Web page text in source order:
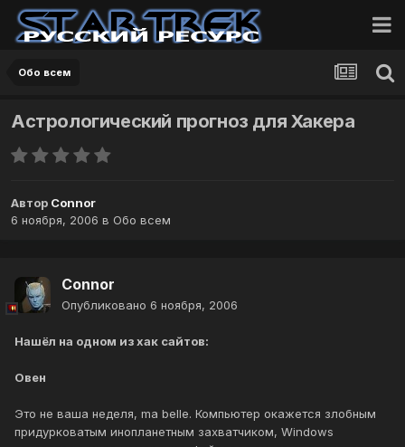
Обо всем
Астрологический прогноз для Хакера
Автор Connor
6 ноября, 2006 в Обо всем
Connor
Опубликовано 6 ноября, 2006
Нашёл на одном из хак сайтов:
Овен
Это не ваша неделя, ma belle. Компьютер окажется злобным
придурковатым инопланетным захватчиком, Windows